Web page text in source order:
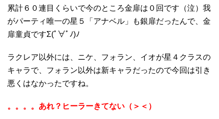
累計６０連目くらいで今のところ金扉は０回です（泣）我
がパーティ唯一の星５「アナベル」も銀扉だったんで、金
扉童貞ですΣ(ﾟ∀ﾟﾉ)ﾉ
ラクレア以外には、ニケ、フォラン、イオが星４クラスの
キャラで、フォラン以外は新キャラだったので今回は引き
悪くはなかったですね。
。。。。あれ？ヒーラーきてない（＞＜）